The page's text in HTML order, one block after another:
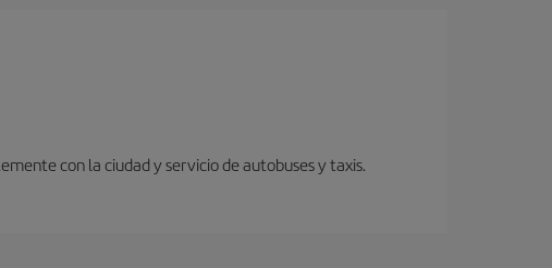
con la ciudad y servicio de autobuses y taxis.